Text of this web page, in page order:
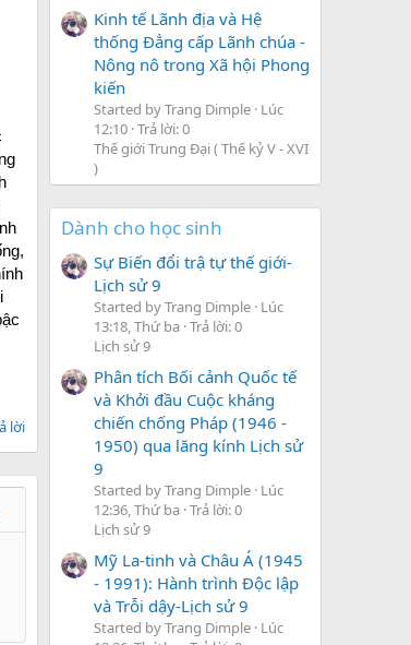
lời
trước
Kinh tế Lãnh địa và Hệ
thống Đẳng cấp Lãnh chúa -
Nông nô trong Xã hội Phong
kiến
Started by Trang Dimple Lúc
12:10 Trả lời: 0
Thế giới Trung Đại ( Thế kỷ V - XVI
)
Dành cho học sinh
Sự Biến đổi trậ tự thế giới-
Lịch sử 9
Started by Trang Dimple Lúc
13:18, Thứ ba Trả lời: 0
Lịch sử 9
Phân tích Bối cảnh Quốc tế
và Khởi đầu Cuộc kháng
chiến chống Pháp (1946 -
1950) qua lăng kính Lịch sử
9
Started by Trang Dimple Lúc
12:36, Thứ ba Trả lời: 0
Lịch sử 9
Mỹ La-tinh và Châu Á (1945
- 1991): Hành trình Độc lập
và Trỗi dậy-Lịch sử 9
Started by Trang Dimple Lúc